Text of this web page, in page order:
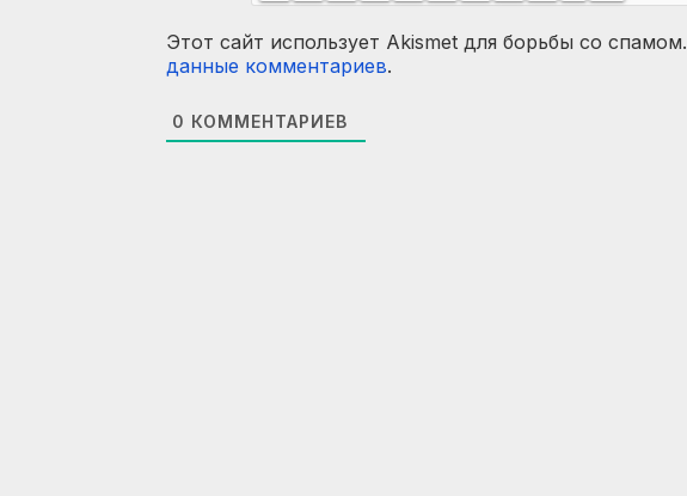
Этот сайт использует Akismet для борьбы со спамом.
данные комментариев.
0 КОММЕНТАРИЕВ